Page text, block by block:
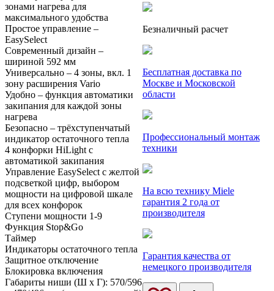
Безналичный расчет
Бесплатная доставка по
Москве и Московской
области
Профессиональный монтаж
техники
На всю технику Miele
гарантия 2 года от
производителя
Гарантия качества от
немецкого производителя
зонами нагрева для
максимального удобства
Простое управление –
EasySelect
Современный дизайн –
шириной 592 мм
Универсально – 4 зоны, вкл. 1
зону расширения Vario
Удобно – функция автоматики
закипания для каждой зоны
нагрева
Безопасно – трёхступенчатый
индикатор остаточного тепла
4 конфорки HiLight с
автоматикой закипания
Управление EasySelect с желтой
подсветкой цифр, выбором
мощности на цифровой шкале
для всех конфорок
Ступени мощности 1-9
Функция Stop&Go
Таймер
Индикаторы остаточного тепла
Защитное отключение
Блокировка включения
Габариты ниши (Ш x Г): 570/596